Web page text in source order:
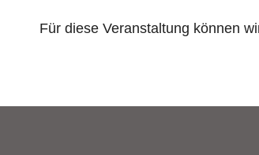
Für diese Veranstaltung können